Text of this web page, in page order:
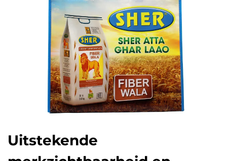
Uitstekende